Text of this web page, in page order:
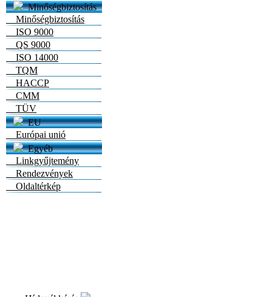
Minőségbiztosítás
Minőségbiztosítás
ISO 9000
QS 9000
ISO 14000
TQM
HACCP
CMM
TÜV
EU
Európai unió
Egyéb
Linkgyűjtemény
Rendezvények
Oldaltérkép